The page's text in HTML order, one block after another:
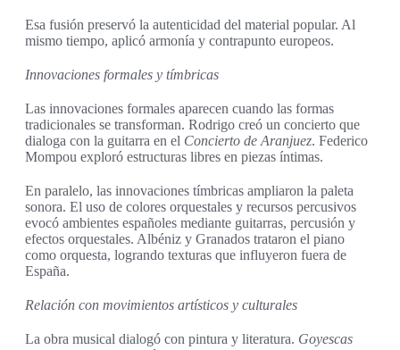
Esa fusión preservó la autenticidad del material popular. Al
mismo tiempo, aplicó armonía y contrapunto europeos.
Innovaciones formales y tímbricas
Las innovaciones formales aparecen cuando las formas
tradicionales se transforman. Rodrigo creó un concierto que
dialoga con la guitarra en el Concierto de Aranjuez. Federico
Mompou exploró estructuras libres en piezas íntimas.
En paralelo, las innovaciones tímbricas ampliaron la paleta
sonora. El uso de colores orquestales y recursos percusivos
evocó ambientes españoles mediante guitarras, percusión y
efectos orquestales. Albéniz y Granados trataron el piano
como orquesta, logrando texturas que influyeron fuera de
España.
Relación con movimientos artísticos y culturales
La obra musical dialogó con pintura y literatura. Goyescas